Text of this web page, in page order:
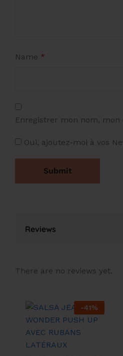
Name *
Enregistrer mon nom,
Oui, ajoutez-moi à vos
Reviews
There are no reviews yet.
-41%